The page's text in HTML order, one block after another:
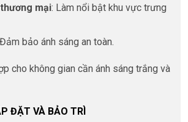
mại: Làm nổi bật khu vực trưng
bảo ánh sáng an toàn.
cho không gian cần ánh sáng trắng và
ĐẶT VÀ BẢO TRÌ